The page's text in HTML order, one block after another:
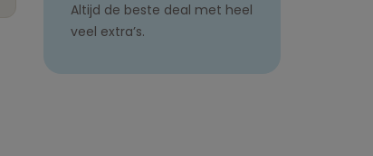
Altijd de beste deal met heel
veel extra’s.